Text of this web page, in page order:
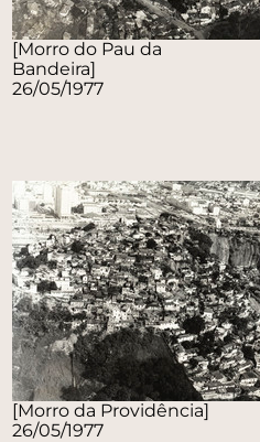
[Morro do Pau da
Bandeira]
26/05/1977
[Morro da Providência]
26/05/1977